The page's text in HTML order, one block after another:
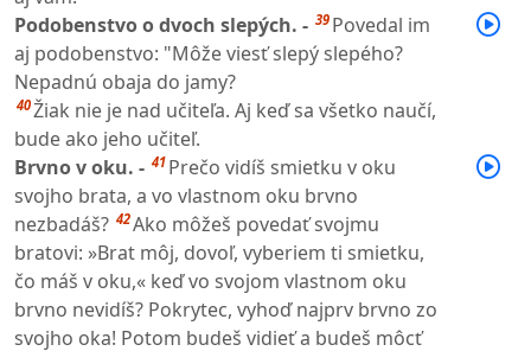
Podobenstvo o dvoch slepých. - 39 Povedal im
aj podobenstvo: "Môže viesť slepý slepého?
Nepadnú obaja do jamy?
40Žiak nie je nad učiteľa. Aj keď sa všetko naučí,
bude ako jeho učiteľ.
Brvno v oku. - 41 Prečo vidíš smietku v oku
svojho brata, a vo vlastnom oku brvno
nezbadáš? 42Ako môžeš povedať svojmu
bratovi: »Brat môj, dovoľ, vyberiem ti smietku,
čo máš v oku,« keď vo svojom vlastnom oku
brvno nevidíš? Pokrytec, vyhoď najprv brvno zo
svojho oka! Potom budeš vidieť a budeš môcť